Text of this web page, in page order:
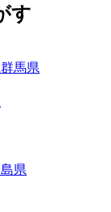
す
群馬県
県